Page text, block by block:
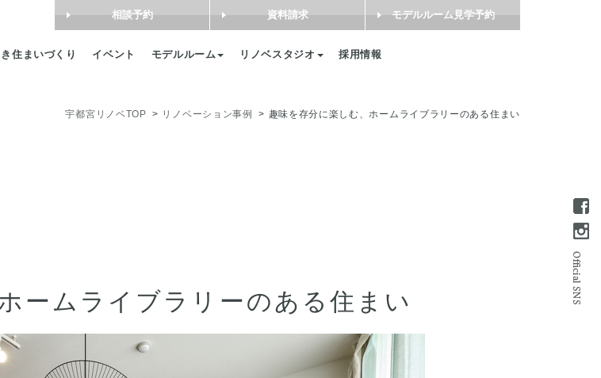
住まいづくり イベント モデルルーム リノベスタジオ 採用情報
相談予約 資料請求 モデルルーム見学予約
宇都宮リノベTOP リノベーション事例 趣味を存分に楽しむ、ホームライブラリーのある住まい
ームライブラリーのある住まい